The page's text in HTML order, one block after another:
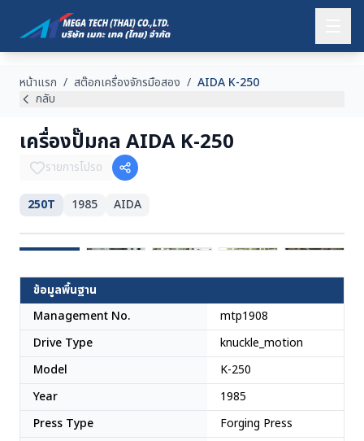
หน้าแรก / สต๊อกเครื่องจักรมือสอง / AIDA K-250
กลับ
เครื่องปั๊มกล AIDA K-250
รายการโปรด
250T 1985 AIDA
ญี่ปุ่น
ข้อมูลพื้นฐาน
Management No.
mtp1908
Drive Type
knuckle_motion
Model
K-250
Year
1985
Press Type
Forging Press